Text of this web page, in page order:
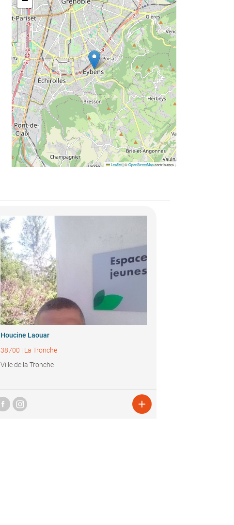
Leaflet |©OpenStreetMapcontributors
Houcine Laouar
38700 | La Tronche
Ville de la Tronche
